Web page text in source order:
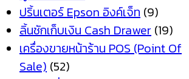
ปริ้นเตอร์ Epson อิงค์เจ็ท (9)
ลิ้นชักเก็บเงิน Cash Drawer (19)
เครื่องขายหน้าร้าน POS (Point Of
Sale) (52)